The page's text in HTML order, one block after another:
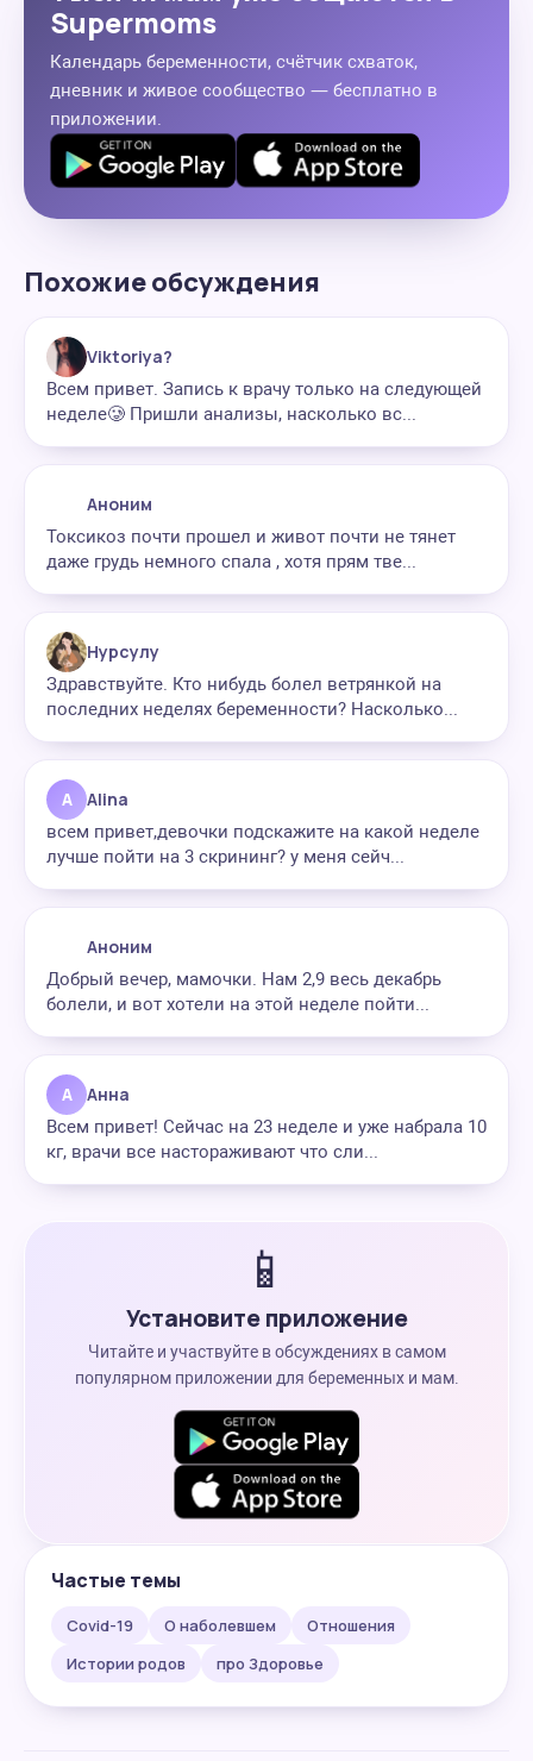
Supermoms
Календарь беременности, счётчик схваток,
дневник и живое сообщество — бесплатно в
приложении.
Похожие обсуждения
Viktoriya?
Всем привет. Запись к врачу только на следующей
неделе🥲 Пришли анализы, насколько вс...
Аноним
Токсикоз почти прошел и живот почти не тянет
даже грудь немного спала , хотя прям тве...
Нурсулу
Здравствуйте. Кто нибудь болел ветрянкой на
последних неделях беременности? Насколько...
A Alina
всем привет,девочки подскажите на какой неделе
лучше пойти на 3 скрининг? у меня сейч...
Аноним
Добрый вечер, мамочки. Нам 2,9 весь декабрь
болели, и вот хотели на этой неделе пойти...
А Анна
Всем привет! Сейчас на 23 неделе и уже набрала 10
кг, врачи все настораживают что сли...
📱
Установите приложение
Читайте и участвуйте в обсуждениях в самом
популярном приложении для беременных и мам.
Частые темы
Covid-19 О наболевшем
Отношения
Истории родов
про Здоровье